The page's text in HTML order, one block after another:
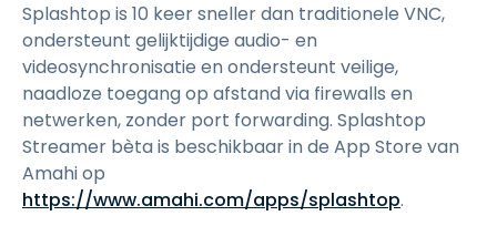
Splashtop is 10 keer sneller dan traditionele VNC,
ondersteunt gelijktijdige audio- en
videosynchronisatie en ondersteunt veilige,
naadloze toegang op afstand via firewalls en
netwerken, zonder port forwarding. Splashtop
Streamer bèta is beschikbaar in de App Store van
Amahi op
https://www.amahi.com/apps/splashtop.